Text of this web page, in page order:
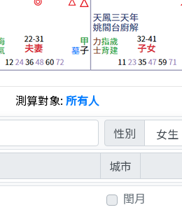
測算對象:所有人
性別
城市
閏月